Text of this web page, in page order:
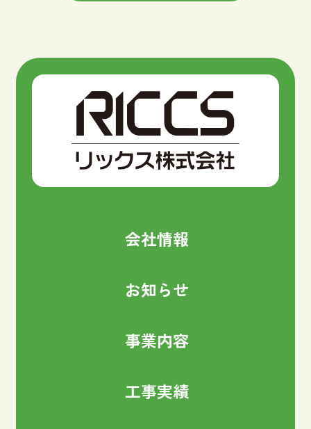
会社情報
お知らせ
事業内容
工事実績